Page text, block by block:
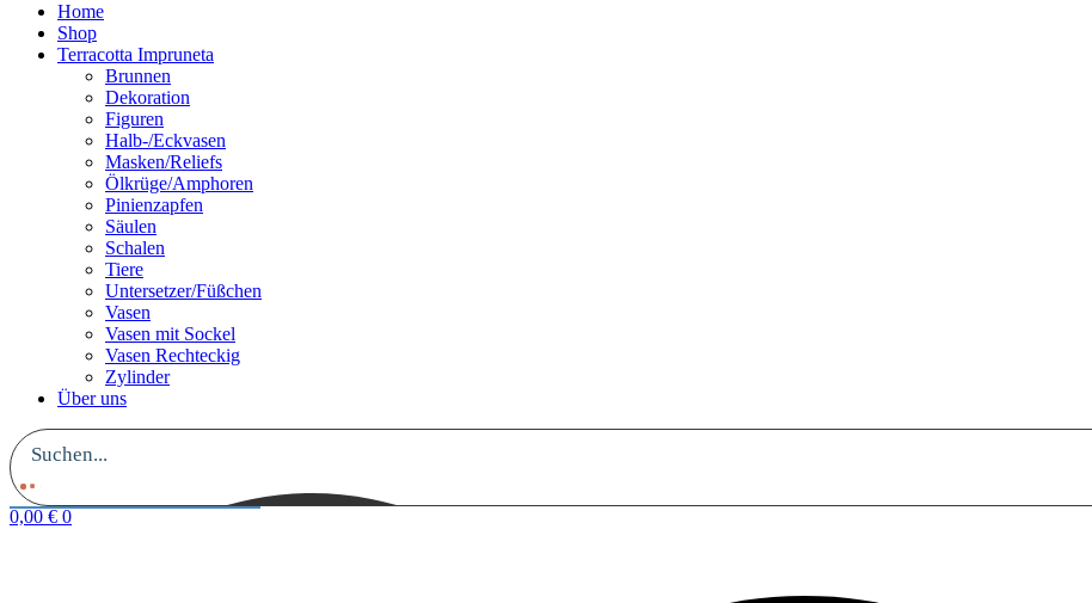
Home
Shop
Terracotta Impruneta
Brunnen
Dekoration
Figuren
Halb-/Eckvasen
Masken/Reliefs
Ölkrüge/Amphoren
Pinienzapfen
Säulen
Schalen
Tiere
Untersetzer/Füßchen
Vasen
Vasen mit Sockel
Vasen Rechteckig
Zylinder
Über uns
0,00 € 0